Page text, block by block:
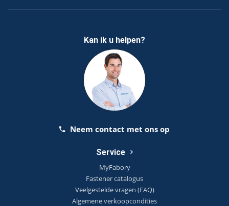
Kan ik u helpen?
Neem contact met ons op
Service
MyFabory
Fastener catalogus
Veelgestelde vragen (FAQ)
Algemene verkoopcondities